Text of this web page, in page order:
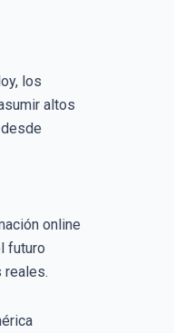
los
altos
online
futuro
reales.